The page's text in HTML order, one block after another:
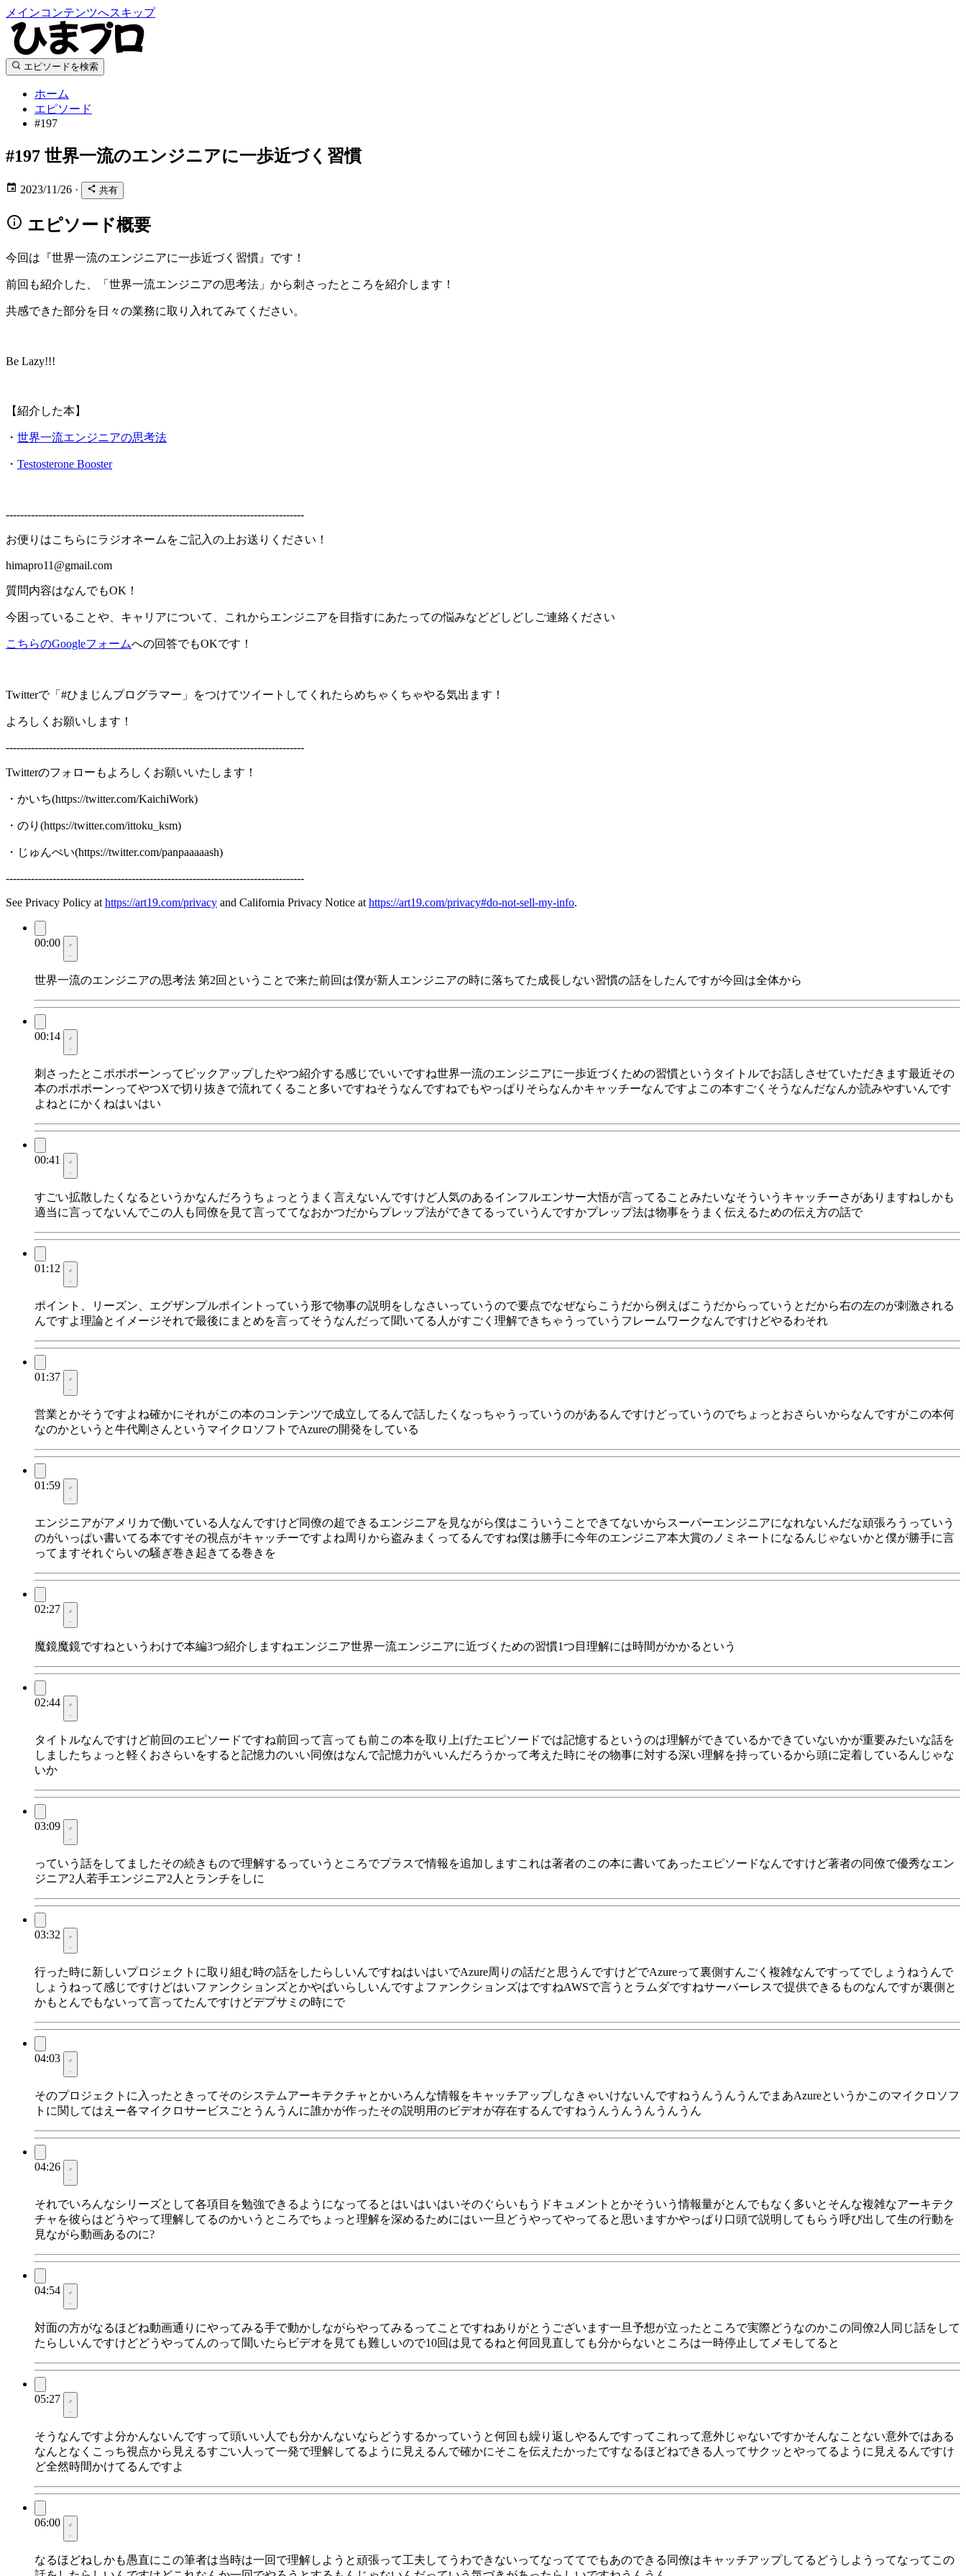
メインコンテンツへスキップ
エピソードを検索
ホーム
エピソード
#197
#197 世界一流のエンジニアに一歩近づく習慣
2023/11/26 · 共有
エピソード概要
今回は『世界一流のエンジニアに一歩近づく習慣』です！
前回も紹介した、「世界一流エンジニアの思考法」から刺さったところを紹介します！
共感できた部分を日々の業務に取り入れてみてください。
Be Lazy!!!
【紹介した本】
・ 世界一流エンジニアの思考法
・ Testosterone Booster
-----------------------------------------------------------------------------------
お便りはこちらにラジオネームをご記入の上お送りください！
himapro11@gmail.com
質問内容はなんでもOK！
今困っていることや、キャリアについて、これからエンジニアを目指すにあたっての悩みなどどしどしご連絡ください
こちらのGoogleフォームへの回答でもOKです！
Twitterで「#ひまじんプログラマー」をつけてツイートしてくれたらめちゃくちゃやる気出ます！
よろしくお願いします！
-----------------------------------------------------------------------------------
Twitterのフォローもよろしくお願いいたします！
・かいち(https://twitter.com/KaichiWork)
・のり(https://twitter.com/ittoku_ksm)
・じゅんぺい(https://twitter.com/panpaaaaash)
-----------------------------------------------------------------------------------
See Privacy Policy at https://art19.com/privacy and California Privacy Notice at https://art19.com/privacy#do-not-sell-my-info.
00:00
世界一流のエンジニアの思考法 第2回ということで来た前回は僕が新人エンジニアの時に落ちてた成長しない習慣の話をしたんですが今回は全体から
00:14
刺さったとこポポポーンってピックアップしたやつ紹介する感じでいいですね世界一流のエンジニアに一歩近づくための習慣というタイトルでお話しさせていただきます最近その
本のポポポーンってやつXで切り抜きで流れてくること多いですねそうなんですねでもやっぱりそらなんかキャッチーなんですよこの本すごくそうなんだなんか読みやすいんです
よねとにかくねはいはい
00:41
すごい拡散したくなるというかなんだろうちょっとうまく言えないんですけど人気のあるインフルエンサー大悟が言ってることみたいなそういうキャッチーさがありますねしかも
適当に言ってないんでこの人も同僚を見て言っててなおかつだからプレップ法ができてるっていうんですかプレップ法は物事をうまく伝えるための伝え方の話で
01:12
ポイント、リーズン、エグザンプルポイントっていう形で物事の説明をしなさいっていうので要点でなぜならこうだから例えばこうだからっていうとだから右の左のが刺激される
んですよ理論とイメージそれで最後にまとめを言ってそうなんだって聞いてる人がすごく理解できちゃうっていうフレームワークなんですけどやるわそれ
01:37
営業とかそうですよね確かにそれがこの本のコンテンツで成立してるんで話したくなっちゃうっていうのがあるんですけどっていうのでちょっとおさらいからなんですがこの本何
なのかというと牛代剛さんというマイクロソフトでAzureの開発をしている
01:59
エンジニアがアメリカで働いている人なんですけど同僚の超できるエンジニアを見ながら僕はこういうことできてないからスーパーエンジニアになれないんだな頑張ろうっていう
のがいっぱい書いてる本ですその視点がキャッチーですよね周りから盗みまくってるんですね僕は勝手に今年のエンジニア本大賞のノミネートになるんじゃないかと僕が勝手に言
ってますそれぐらいの騒ぎ巻き起きてる巻きを
02:27
魔鏡魔鏡ですねというわけで本編3つ紹介しますねエンジニア世界一流エンジニアに近づくための習慣1つ目理解には時間がかかるという
02:44
タイトルなんですけど前回のエピソードですね前回って言っても前この本を取り上げたエピソードでは記憶するというのは理解ができているかできていないかが重要みたいな話を
しましたちょっと軽くおさらいをすると記憶力のいい同僚はなんで記憶力がいいんだろうかって考えた時にその物事に対する深い理解を持っているから頭に定着しているんじゃな
いか
03:09
っていう話をしてましたその続きもので理解するっていうところでプラスで情報を追加しますこれは著者のこの本に書いてあったエピソードなんですけど著者の同僚で優秀なエン
ジニア2人若手エンジニア2人とランチをしに
03:32
行った時に新しいプロジェクトに取り組む時の話をしたらしいんですねはいはいでAzure周りの話だと思うんですけどでAzureって裏側すんごく複雑なんですってでしょうねうんで
しょうねって感じですけどはいファンクションズとかやばいらしいんですよファンクションズはですねAWSで言うとラムダですねサーバーレスで提供できるものなんですが裏側と
かもとんでもないって言ってたんですけどデプサミの時にで
04:03
そのプロジェクトに入ったときってそのシステムアーキテクチャとかいろんな情報をキャッチアップしなきゃいけないんですねうんうんうんでまあAzureというかこのマイクロソフ
トに関してはえー各マイクロサービスごとうんうんに誰かが作ったその説明用のビデオが存在するんですねうんうんうんうんうん
04:26
それでいろんなシリーズとして各項目を勉強できるようになってるとはいはいはいそのぐらいもうドキュメントとかそういう情報量がとんでもなく多いとそんな複雑なアーキテク
チャを彼らはどうやって理解してるのかいうところでちょっと理解を深めるためにはい一旦どうやってやってると思いますかやっぱり口頭で説明してもらう呼び出して生の行動を
見ながら動画あるのに?
04:54
対面の方がなるほどね動画通りにやってみる手で動かしながらやってみるってことですねありがとうございます一旦予想が立ったところで実際どうなのかこの同僚2人同じ話をして
たらしいんですけどどうやってんのって聞いたらビデオを見ても難しいので10回は見てるねと何回見直しても分からないところは一時停止してメモしてると
05:27
そうなんですよ分かんないんですって頭いい人でも分かんないならどうするかっていうと何回も繰り返しやるんですってこれって意外じゃないですかそんなことない意外ではある
なんとなくこっち視点から見えるすごい人って一発で理解してるように見えるんで確かにそこを伝えたかったですなるほどねできる人ってサクッとやってるように見えるんですけ
ど全然時間かけてるんですよ
06:00
なるほどねしかも愚直にこの筆者は当時は一回で理解しようと頑張って工夫してうわできないってなっててでもあのできる同僚はキャッチアップしてるどうしようってなってこの